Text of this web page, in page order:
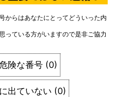
からはあなたにとってどういった内
っている方がいますので是非ご協力
険な番号 (0)
出ていない (0)